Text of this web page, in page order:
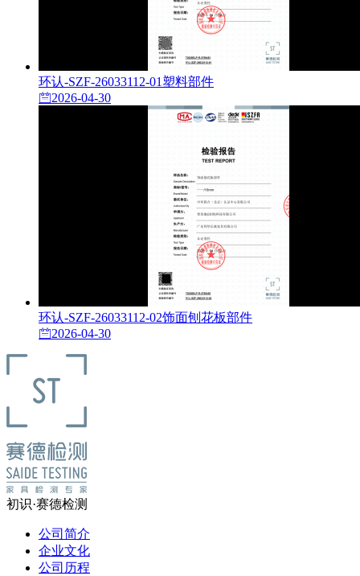
环认-SZF-26033112-01塑料部件
2026-04-30
环认-SZF-26033112-02饰面刨花板部件
2026-04-30
初识·赛德检测
公司简介
企业文化
公司历程